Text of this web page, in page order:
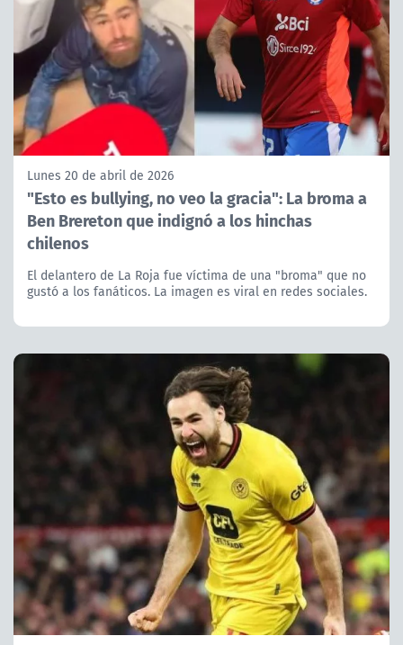
Lunes 20 de abril de 2026
"Esto es bullying, no veo la gracia": La broma a
Ben Brereton que indignó a los hinchas
chilenos
El delantero de La Roja fue víctima de una "broma" que no
gustó a los fanáticos. La imagen es viral en redes sociales.